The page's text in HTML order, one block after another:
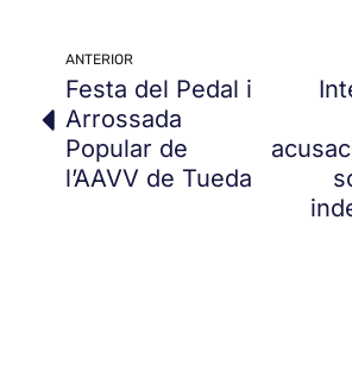
ANTERIOR
Festa del Pedal i
Arrossada
Popular de
l’AAVV de Tueda